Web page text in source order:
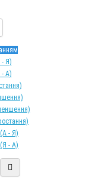
- Я)
- A)
- Я)
- A)